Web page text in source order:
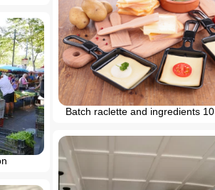
Batch raclette and ingredients 10